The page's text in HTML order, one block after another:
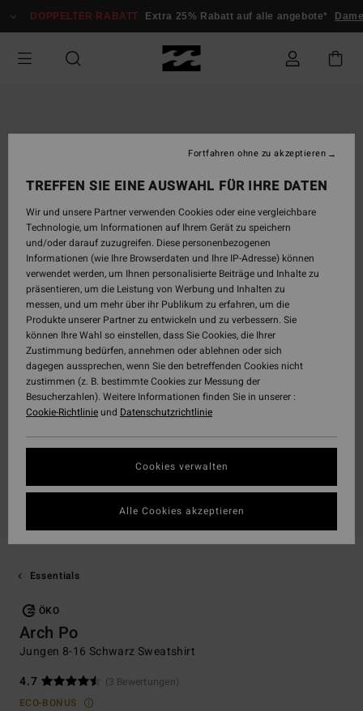
zur
springen
DOPPELTER RABATT Extra 25% Rabatt auf alle angebote* Damen
Essentials
ÖKO
Arch Po
Jungen 8-16 Schwarz Sweatshirt
4.7
(3 Bewertungen)
ECO-BONUS
TREFFEN SIE EINE AUSWAHL FÜR IHRE DATEN
Wir und unsere Partner verwenden Cookies oder eine vergleichbare
Technologie, um Informationen auf Ihrem Gerät zu speichern
und/oder darauf zuzugreifen. Diese personenbezogenen
Informationen (wie Ihre Browserdaten und Ihre IP-Adresse) können
verwendet werden, um Ihnen personalisierte Beiträge und Inhalte zu
präsentieren, um die Leistung von Werbung und Inhalten zu
messen, und um mehr über ihr Publikum zu erfahren, um die
Produkte unserer Partner zu entwickeln und zu verbessern. Sie
können Ihre Wahl so einstellen, dass Sie Cookies, die Ihrer
Zustimmung bedürfen, annehmen oder ablehnen oder sich
dagegen aussprechen, wenn Sie den betreffenden Cookies nicht
zustimmen (z. B. bestimmte Cookies zur Messung der
Besucherzahlen). Weitere Informationen finden Sie in unserer :
Cookie-Richtlinieund Datenschutzrichtlinie
Cookies verwalten
Fortfahren ohne zu akzeptieren
Alle Cookies akzeptieren